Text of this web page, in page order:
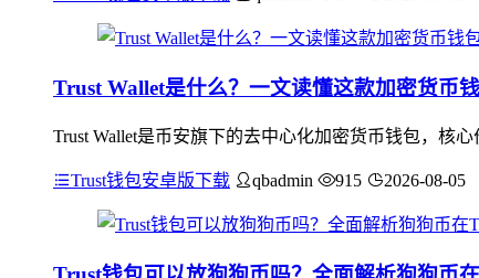
Trust Wallet是什么？一文读懂这款加密货币
Trust Wallet是币安旗下的去中心化加密货币钱包，核
Trust钱包安卓版下载 qbadmin 915 2026-08-05